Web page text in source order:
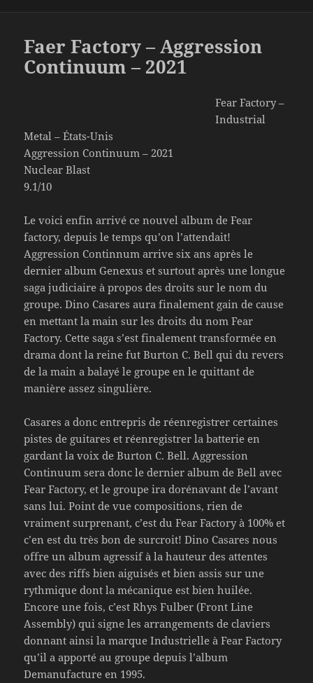
Faer Factory – Aggression
Continuum – 2021
Fear Factory –
Industrial
Metal – États-Unis
Aggression Continuum – 2021
Nuclear Blast
9.1/10
Le voici enfin arrivé ce nouvel album de Fear
factory, depuis le temps qu’on l’attendait!
Aggression Continnum arrive six ans après le
dernier album Genexus et surtout après une longue
saga judiciaire à propos des droits sur le nom du
groupe. Dino Casares aura finalement gain de cause
en mettant la main sur les droits du nom Fear
Factory. Cette saga s’est finalement transformée en
drama dont la reine fut Burton C. Bell qui du revers
de la main a balayé le groupe en le quittant de
manière assez singulière.
Casares a donc entrepris de réenregistrer certaines
pistes de guitares et réenregistrer la batterie en
gardant la voix de Burton C. Bell. Aggression
Continuum sera donc le dernier album de Bell avec
Fear Factory, et le groupe ira dorénavant de l’avant
sans lui. Point de vue compositions, rien de
vraiment surprenant, c’est du Fear Factory à 100% et
c’en est du très bon de surcroit! Dino Casares nous
offre un album agressif à la hauteur des attentes
avec des riffs bien aiguisés et bien assis sur une
rythmique dont la mécanique est bien huilée.
Encore une fois, c’est Rhys Fulber (Front Line
Assembly) qui signe les arrangements de claviers
donnant ainsi la marque Industrielle à Fear Factory
qu’il a apporté au groupe depuis l’album
Demanufacture en 1995.